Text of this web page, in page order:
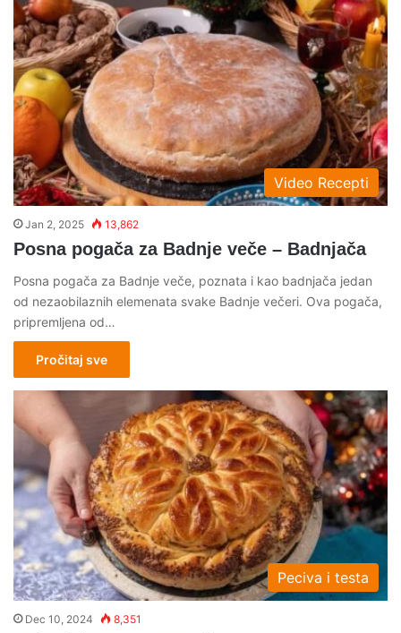
Video Recepti
Jan 2, 2025 13,862
Posna pogača za Badnje veče – Badnjača
Posna pogača za Badnje veče, poznata i kao badnjača jedan
od nezaobilaznih elemenata svake Badnje večeri. Ova pogača,
pripremljena od…
Pročitaj sve
Peciva i testa
Dec 10, 2024 8,351